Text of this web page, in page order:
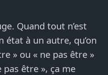
Quand tout n’est
état à un autre, qu’on
» ou « ne pas être »
pas être », ça me